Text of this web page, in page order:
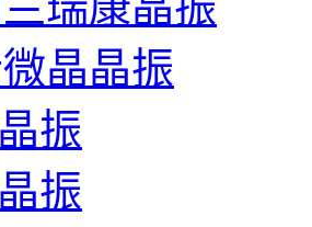
晶晶振
振
振